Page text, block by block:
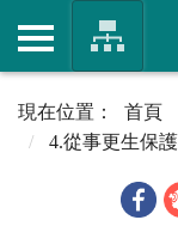
首頁
4.從事更生保